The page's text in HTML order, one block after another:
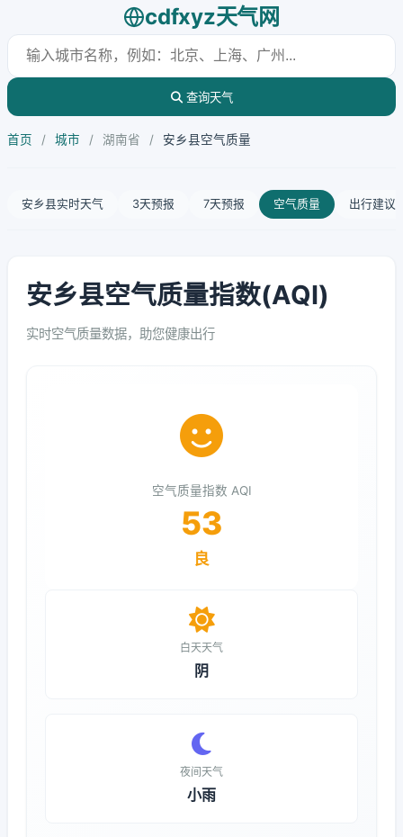
cdfxyz天气网
查询天气
首页 / 城市 / 湖南省 / 安乡县空气质量
安乡县实时天气 3天预报 7天预报 空气质量 出行建议
安乡县空气质量指数(AQI)
实时空气质量数据，助您健康出行
空气质量指数 AQI
53
良
白天天气
阴
夜间天气
小雨